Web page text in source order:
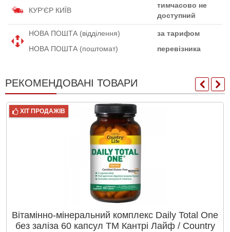
КУР'ЄР КИЇВ
тимчасово не
доступний
НОВА ПОШТА (відділення)
за тарифом
НОВА ПОШТА (поштомат)
перевізника
РЕКОМЕНДОВАНІ ТОВАРИ
ХІТ ПРОДАЖІВ
Вітамінно-мінеральний комплекс Daily Total One
без заліза 60 капсул ТМ Кантрі Лайф / Country